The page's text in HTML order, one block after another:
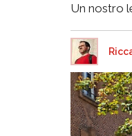
Un nostro